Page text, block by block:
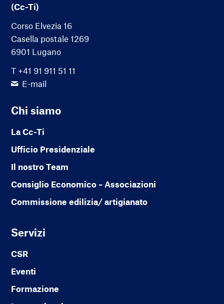
(Cc-Ti)
Corso Elvezia 16
Casella postale 1269
6901 Lugano
T +41 91 911 51 11
E-mail
Chi siamo
La Cc-Ti
Ufficio Presidenziale
Il nostro Team
Consiglio Economico – Associazioni
Commissione edilizia/ artigianato
Servizi
CSR
Eventi
Formazione